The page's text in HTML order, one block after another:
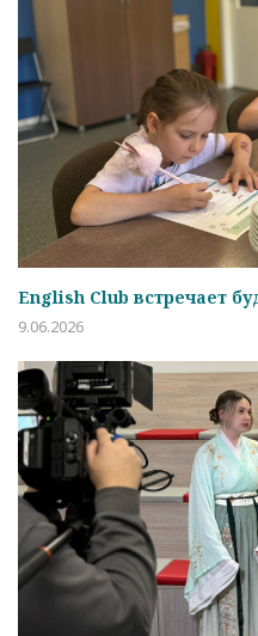
English Club встречает
9.06.2026